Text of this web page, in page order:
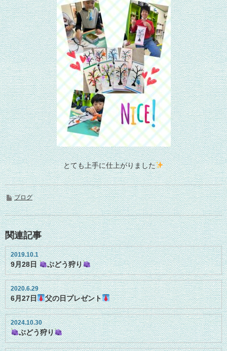
とても上手に仕上がりました
ブログ
関連記事
2019.10.1
9月28日 ぶどう狩り
2020.6.29
6月27日 父の日プレゼント
2024.10.30
ぶどう狩り